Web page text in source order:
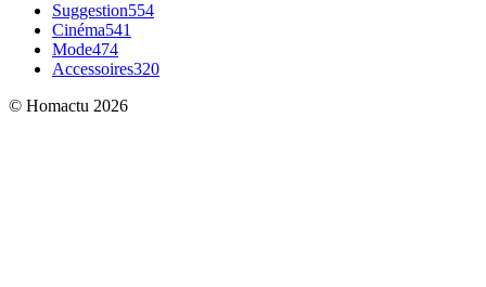
Suggestion554
Cinéma541
Mode474
Accessoires320
© Homactu 2026